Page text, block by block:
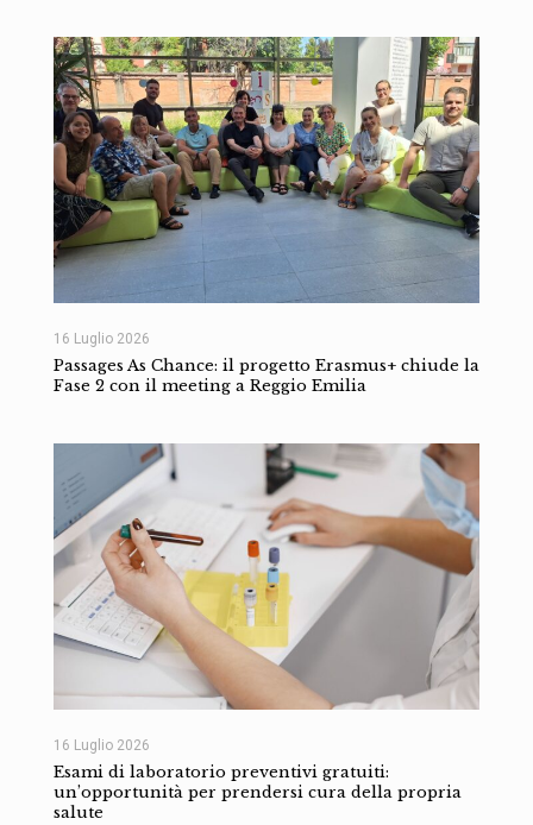
16 Luglio 2026
Passages As Chance: il progetto Erasmus+ chiude la
Fase 2 con il meeting a Reggio Emilia
16 Luglio 2026
Esami di laboratorio preventivi gratuiti:
un’opportunità per prendersi cura della propria
salute